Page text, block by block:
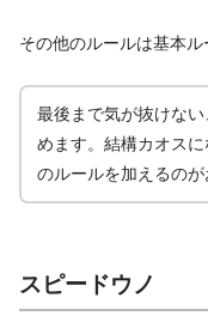
その他のルールは基本ル
最後まで気が抜けな
めます。結構カオス
のルールを加えるのが
スピードウノ